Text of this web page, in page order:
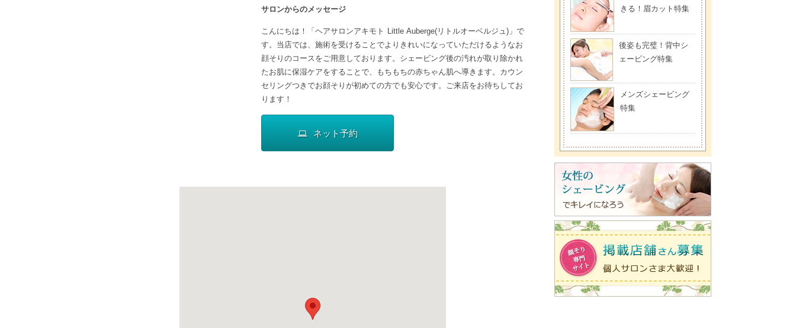
サロンからのメッセージ
こんにちは！「ヘアサロンアキモト Little Auberge(リトルオーベルジュ)」で
す。当店では、施術を受けることでよりきれいになっていただけるようなお
顔そりのコースをご用意しております。シェービング後の汚れが取り除かれ
たお肌に保湿ケアをすることで、もちもちの赤ちゃん肌へ導きます。カウン
セリングつきでお顔そりが初めての方でも安心です。ご来店をお待ちしてお
ります！
ネット予約
きる！眉カット特集
後姿も完璧！背中シ
ェービング特集
メンズシェービング
特集